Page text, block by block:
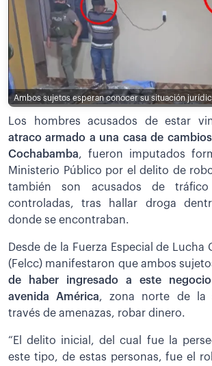
Ambos sujetos esperan conocer su situación
Los hombres acusados de estar
atraco armado a una casa de
Cochabamba, fueron imputados
Ministerio Público por el delito de
también son acusados de
controladas, tras hallar droga
donde se encontraban.
Desde de la Fuerza Especial de Lucha
(Felcc) manifestaron que ambos
de haber ingresado a este
avenida América, zona norte de la
través de amenazas, robar dinero.
“El delito inicial, del cual fue la
este tipo, de estas personas, fue el